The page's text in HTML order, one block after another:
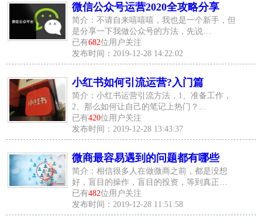
微信公众号运营2020全攻略分享
简介：不请自来嘻嘻嘻，我也是一个新手，但
是分享一下我做公众号的方法，先说…
已有682位用户关注
发布时间：2019-12-28 14:22:02
小红书如何引流运营?入门篇
简介：小红书运营引流方法，1、准备工作，
2、那么如何让自己的笔记上热门？…
已有420位用户关注
发布时间：2019-12-28 13:43:37
微商最容易遇到的问题都有哪些
简介：相信很多人在做微商之前，都是没想
好，盲目的操作，盲目的投资，等到真正…
已有482位用户关注
发布时间：2019-12-28 11:51:58